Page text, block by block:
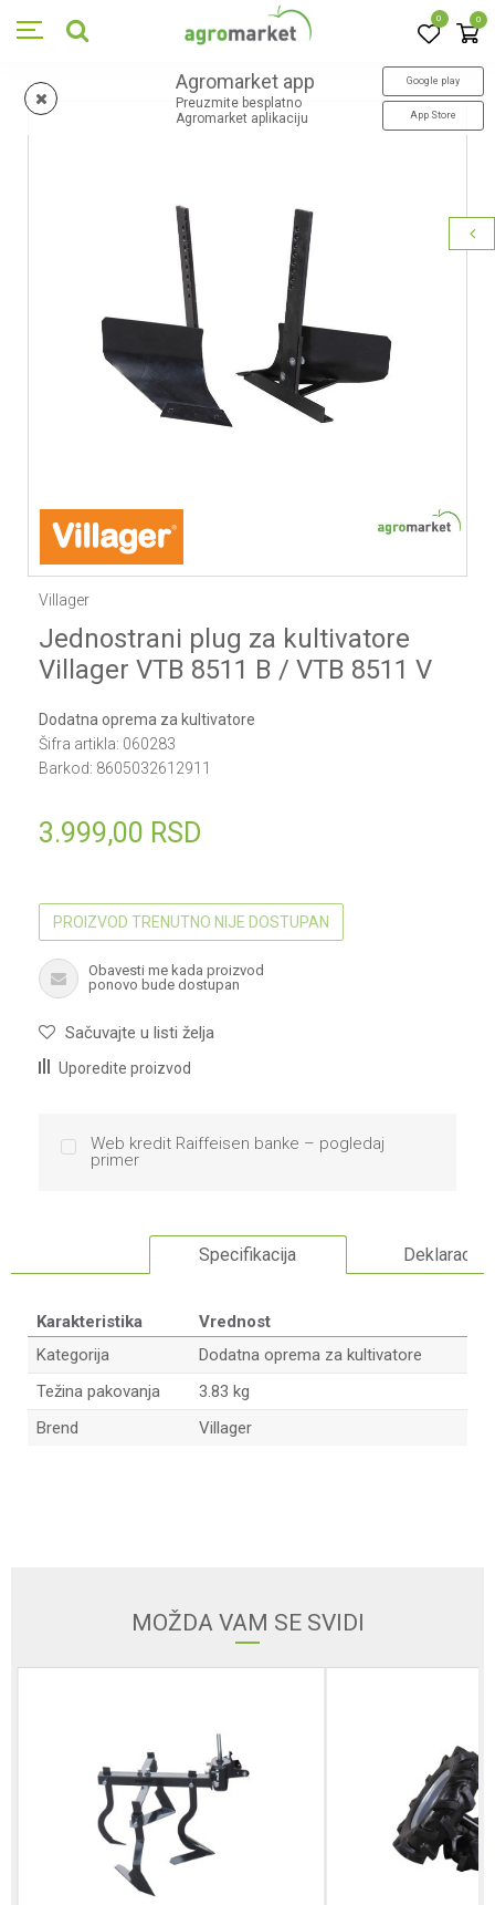
0 0
Agromarket app
Preuzmite besplatno
Agromarket aplikaciju
Google play
App Store
Villager
Jednostrani plug za kultivatore
Villager VTB 8511 B / VTB 8511 V
Dodatna oprema za kultivatore
Šifra artikla: 060283
Barkod: 8605032612911
3.999,00 RSD
PROIZVOD TRENUTNO NIJE DOSTUPAN
Obavesti me kada proizvod
ponovo bude dostupan
Sačuvajte u listi želja
Uporedite proizvod
Web kredit Raiffeisen banke – pogledaj
primer
Specifikacija Deklaracija
Karakteristika
Vrednost
Kategorija
Dodatna oprema za kultivatore
Težina pakovanja
3.83 kg
Brend
Villager
MOŽDA VAM SE SVIDI